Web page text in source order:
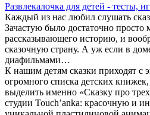
Развлекалочка для детей - тесты,
Каждый из нас любил слушать
Зачастую было достаточно просто
рассказывающего историю, и
сказочную страну. А уж если в
диафильмами…
К нашим детям сказки приходят с
огромного списка детских
выделить именно «Сказку про
студии Touch’anka: красочную и